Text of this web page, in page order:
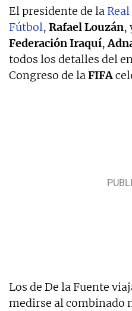
El presidente de la
Fútbol, Rafael Louzán,
Federación Iraquí,
todos los detalles del
Congreso de laFIFA
Los de De la Fuente
medirse al combinado